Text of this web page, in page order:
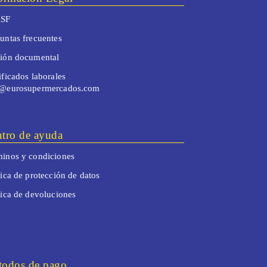
frecuentes
documental
laborales
de ayuda
y condiciones
de protección de datos
de devoluciones